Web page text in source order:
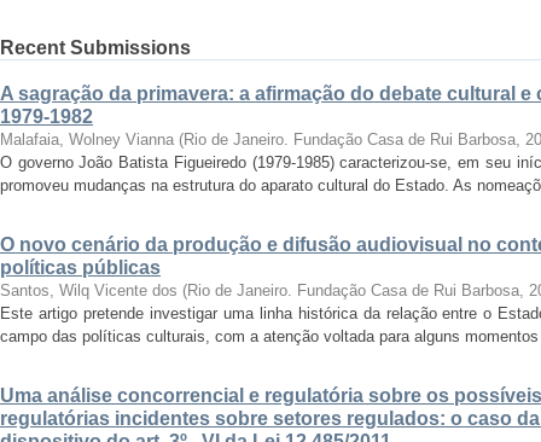
Recent Submissions
A sagração da primavera: a afirmação do debate cultural
1979-1982
Malafaia, Wolney Vianna (Rio de Janeiro. Fundação Casa de Rui Barbosa,
O governo João Batista Figueiredo (1979-1985) caracterizou-se, em seu
promoveu mudanças na estrutura do aparato cultural do Estado. As
O novo cenário da produção e difusão audiovisual no
políticas públicas
Santos, Wilq Vicente dos (Rio de Janeiro. Fundação Casa de Rui Barbosa,
Este artigo pretende investigar uma linha histórica da relação entre o
campo das políticas culturais, com a atenção voltada para alguns
Uma análise concorrencial e regulatória sobre os
regulatórias incidentes sobre setores regulados: o caso